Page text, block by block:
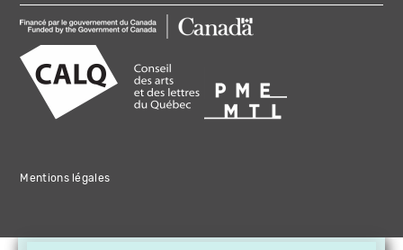
Mentions légales